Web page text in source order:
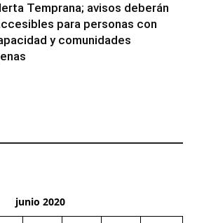
Temprana; avisos deberán
para personas con
y comunidades
junio 2020